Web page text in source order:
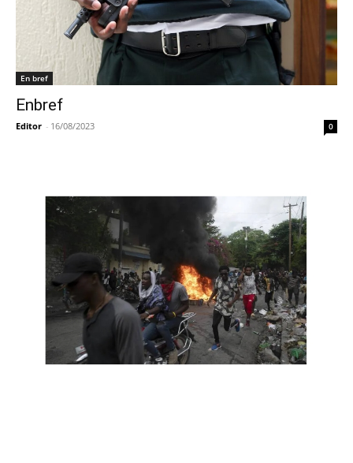
En bref
Enbref
Editor - 16/08/2023 0